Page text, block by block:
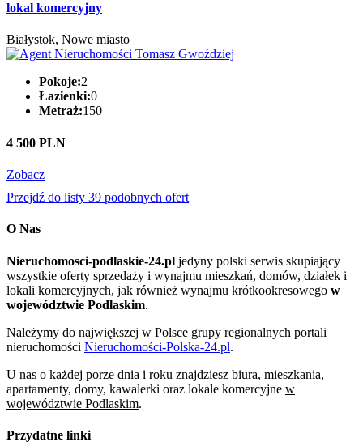
lokal komercyjny
Białystok, Nowe miasto
Pokoje:2
Łazienki:0
Metraż:150
4 500 PLN
Zobacz
Przejdź do listy 39 podobnych ofert
O Nas
Nieruchomosci-podlaskie-24.pl jedyny polski serwis skupiający
wszystkie oferty sprzedaży i wynajmu mieszkań, domów, działek i
lokali komercyjnych, jak również wynajmu krótkookresowego w
województwie Podlaskim.
Należymy do największej w Polsce grupy regionalnych portali
nieruchomości Nieruchomości-Polska-24.pl.
U nas o każdej porze dnia i roku znajdziesz biura, mieszkania,
apartamenty, domy, kawalerki oraz lokale komercyjne w
województwie Podlaskim.
Przydatne linki